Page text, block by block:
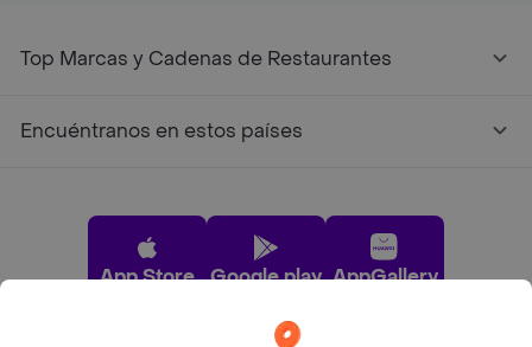
Top Marcas y Cadenas de Restaurantes
Encuéntranos en estos países
App Store Google play AppGallery